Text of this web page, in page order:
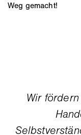
Weg gemacht!